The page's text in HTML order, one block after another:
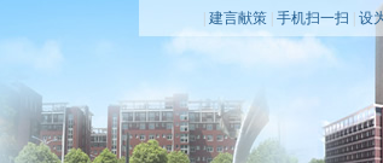
建言献策 手机扫一扫 设